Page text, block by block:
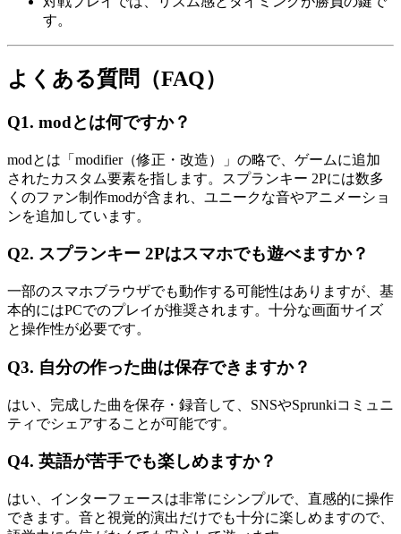
す。
よくある質問（FAQ）
Q1. modとは何ですか？
modとは「modifier（修正・改造）」の略で、ゲームに追加
されたカスタム要素を指します。スプランキー 2Pには数多
くのファン制作modが含まれ、ユニークな音やアニメーショ
ンを追加しています。
Q2. スプランキー 2Pはスマホでも遊べますか？
一部のスマホブラウザでも動作する可能性はありますが、基
本的にはPCでのプレイが推奨されます。十分な画面サイズ
と操作性が必要です。
Q3. 自分の作った曲は保存できますか？
はい、完成した曲を保存・録音して、SNSやSprunkiコミュニ
ティでシェアすることが可能です。
Q4. 英語が苦手でも楽しめますか？
はい、インターフェースは非常にシンプルで、直感的に操作
できます。音と視覚的演出だけでも十分に楽しめますので、